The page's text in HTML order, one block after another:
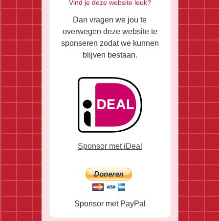
Vind je deze website leuk?
Dan vragen we jou te
overwegen deze website te
sponseren zodat we kunnen
blijven bestaan.
Sponsor met iDeal
Sponsor met PayPal